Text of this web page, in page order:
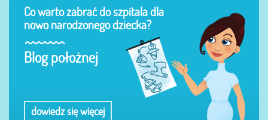
Co warto zabrać do szpitala dla
nowo narodzonego dziecka?
Blog położnej
dowiedz się więcej